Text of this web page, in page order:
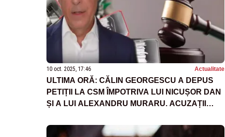
10 oct. 2025, 17:46 Actualitate
ULTIMA ORĂ: CĂLIN GEORGESCU A DEPUS
PETIȚII LA CSM ÎMPOTRIVA LUI NICUȘOR DAN
ȘI A LUI ALEXANDRU MURARU. ACUZAȚII
DOCUMENTE